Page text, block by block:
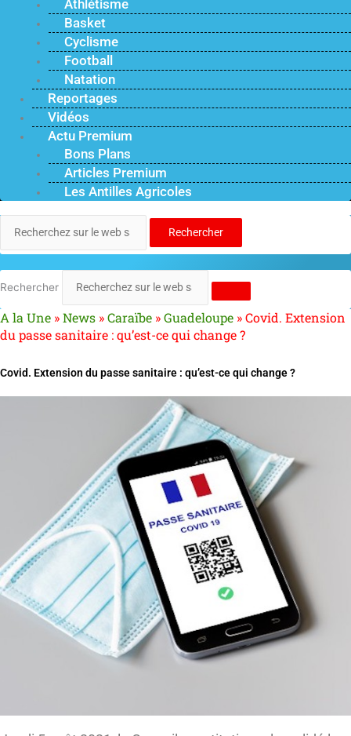
Athlétisme
Basket
Cyclisme
Football
Natation
Reportages
Vidéos
Actu Premium
Bons Plans
Articles Premium
Les Antilles Agricoles
Rechercher
Rechercher
A la Une »News »Caraïbe »Guadeloupe »Covid. Extension
du passe sanitaire : qu’est-ce qui change ?
Covid. Extension du passe sanitaire : qu’est-ce qui change ?